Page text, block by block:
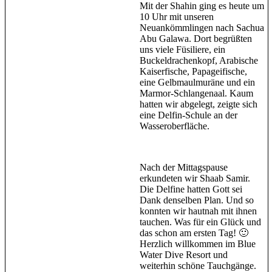
Mit der Shahin ging es heute um
10 Uhr mit unseren
Neuankömmlingen nach Sachua
Abu Galawa. Dort begrüßten
uns viele Füsiliere, ein
Buckeldrachenkopf, Arabische
Kaiserfische, Papageifische,
eine Gelbmaulmuräne und ein
Marmor-Schlangenaal. Kaum
hatten wir abgelegt, zeigte sich
eine Delfin-Schule an der
Wasseroberfläche.
Nach der Mittagspause
erkundeten wir Shaab Samir.
Die Delfine hatten Gott sei
Dank denselben Plan. Und so
konnten wir hautnah mit ihnen
tauchen. Was für ein Glück und
das schon am ersten Tag! 🙂
Herzlich willkommen im Blue
Water Dive Resort und
weiterhin schöne Tauchgänge.